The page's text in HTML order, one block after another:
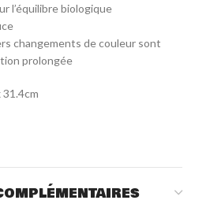
l’équilibre biologique
changements de couleur sont
prolongée
31.4cm